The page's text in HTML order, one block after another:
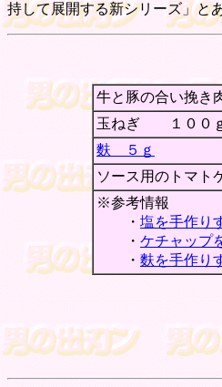
持して展開する新シリーズ」と
牛と豚の合い挽き
玉ねぎ １００ｇ
麩 ５ｇ
ソース用のトマト
※参考情報
・ 塩を手作り
・ ケチャップ
・ 麩を手作り